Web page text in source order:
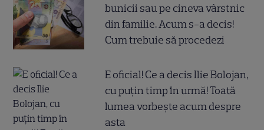
bunicii sau pe cineva vârstnic
din familie. Acum s-a decis!
Cum trebuie să procedezi
E oficial! Ce a decis Ilie Bolojan,
cu puțin timp în urmă! Toată
lumea vorbește acum despre
asta